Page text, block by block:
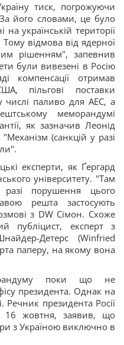
тиск, погрожуючи
За його словами, це було
українській території
відмова від ядерної
рішенням", запевнив
були вивезені в Росію
компенсації отримав
пільгові поставки
числі паливо для АЕС, а
меморандумі
як зазначив Леонід
(санкцій у разі
експерти, як Ґергард
університету. "Там
порушення цього
решта застосують
з DW Сімон. Схоже
публіцист, експерт з
Детерс (Winfried
паперу, на якому вона
поки що не
президента. Однак на
Речник президента Росії
16 жовтня, заявив, що
з Україною виключно в